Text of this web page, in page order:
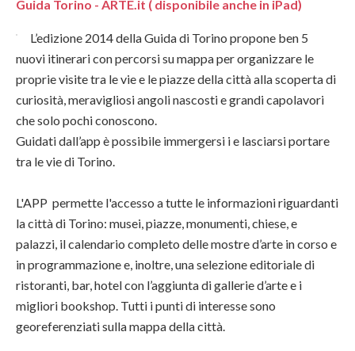
Guida Torino - ARTE.it ( disponibile anche in iPad)
L’edizione 2014 della Guida di Torino propone ben 5
nuovi itinerari con percorsi su mappa per organizzare le
proprie visite tra le vie e le piazze della città alla scoperta di
curiosità, meravigliosi angoli nascosti e grandi capolavori
che solo pochi conoscono.
Guidati dall’app è possibile immergersi i e lasciarsi portare
tra le vie di Torino.
L'APP permette l'accesso a tutte le informazioni riguardanti
la città di Torino: musei, piazze, monumenti, chiese, e
palazzi, il calendario completo delle mostre d’arte in corso e
in programmazione e, inoltre, una selezione editoriale di
ristoranti, bar, hotel con l’aggiunta di gallerie d’arte e i
migliori bookshop. Tutti i punti di interesse sono
georeferenziati sulla mappa della città.